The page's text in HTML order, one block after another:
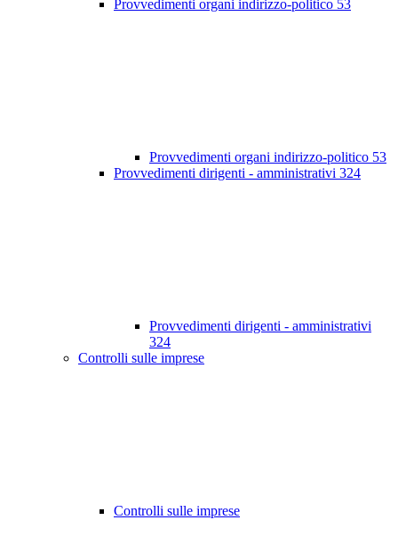
Provvedimenti organi indirizzo-politico 53
Provvedimenti organi indirizzo-politico 53
Provvedimenti dirigenti - amministrativi 324
Provvedimenti dirigenti - amministrativi
324
Controlli sulle imprese
Controlli sulle imprese